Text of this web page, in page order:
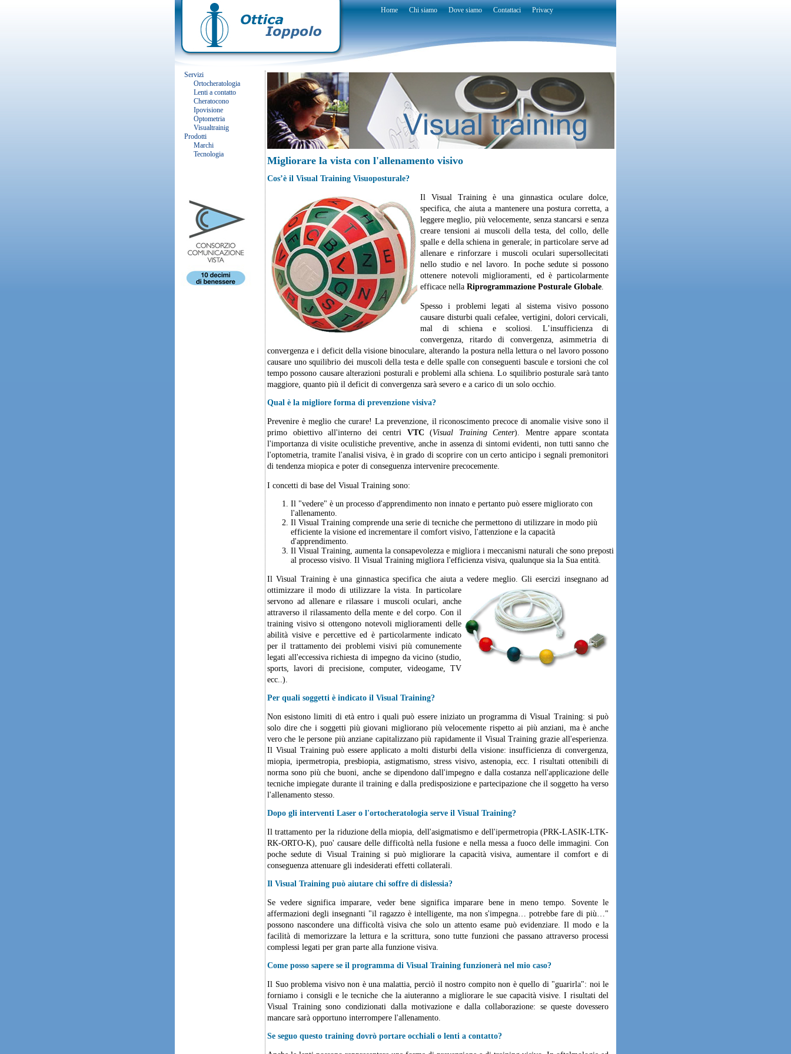
Home Chi siamo Dove siamo Contattaci Privacy
Servizi
Ortocheratologia
Lenti a contatto
Cheratocono
Ipovisione
Optometria
Visualtrainig
Prodotti
Marchi
Tecnologia
Migliorare la vista con l'allenamento visivo
Cos’è il Visual Training Visuoposturale?
Il Visual Training è una ginnastica oculare dolce,
specifica, che aiuta a mantenere una postura corretta, a
leggere meglio, più velocemente, senza stancarsi e senza
creare tensioni ai muscoli della testa, del collo, delle
spalle e della schiena in generale; in particolare serve ad
allenare e rinforzare i muscoli oculari supersollecitati
nello studio e nel lavoro. In poche sedute si possono
ottenere notevoli miglioramenti, ed è particolarmente
efficace nella Riprogrammazione Posturale Globale
Spesso i problemi legati al sistema visivo possono
causare disturbi quali cefalee, vertigini, dolori cervicali,
mal di schiena e scoliosi. L’insufficienza di
convergenza, ritardo di convergenza, asimmetria di
convergenza e i deficit della visione binoculare, alterando la postura nella lettura o nel lavoro possono
causare uno squilibrio dei muscoli della testa e delle spalle con conseguenti bascule e torsioni che col
tempo possono causare alterazioni posturali e problemi alla schiena. Lo squilibrio posturale sarà tanto
maggiore, quanto più il deficit di convergenza sarà severo e a carico di un solo occhio.
Qual è la migliore forma di prevenzione visiva?
Prevenire è meglio che curare! La prevenzione, il riconoscimento precoce di anomalie visive sono il
primo obiettivo all'interno dei centri VTC (Visual Training Center). Mentre appare scontata
l'importanza di visite oculistiche preventive, anche in assenza di sintomi evidenti, non tutti sanno che
l'optometria, tramite l'analisi visiva, è in grado di scoprire con un certo anticipo i segnali premonitori
di tendenza miopica e poter di conseguenza intervenire precocemente.
I concetti di base del Visual Training sono:
Il "vedere" è un processo d'apprendimento non innato e pertanto può essere migliorato con
l'allenamento.
Il Visual Training comprende una serie di tecniche che permettono di utilizzare in modo più
efficiente la visione ed incrementare il comfort visivo, l'attenzione e la capacità
d'apprendimento.
Il Visual Training, aumenta la consapevolezza e migliora i meccanismi naturali che sono preposti
al processo visivo. Il Visual Training migliora l'efficienza visiva, qualunque sia la Sua entità.
Il Visual Training è una ginnastica specifica che aiuta a vedere meglio. Gli esercizi insegnano ad
ottimizzare il modo di utilizzare la vista. In particolare
servono ad allenare e rilassare i muscoli oculari, anche
attraverso il rilassamento della mente e del corpo. Con il
training visivo si ottengono notevoli miglioramenti delle
abilità visive e percettive ed è particolarmente indicato
per il trattamento dei problemi visivi più comunemente
legati all'eccessiva richiesta di impegno da vicino (studio,
sports, lavori di precisione, computer, videogame, TV
ecc..).
Per quali soggetti è indicato il Visual Training?
Non esistono limiti di età entro i quali può essere iniziato un programma di Visual Training: si può
solo dire che i soggetti più giovani migliorano più velocemente rispetto ai più anziani, ma è anche
vero che le persone più anziane capitalizzano più rapidamente il Visual Training grazie all'esperienza.
Il Visual Training può essere applicato a molti disturbi della visione: insufficienza di convergenza,
miopia, ipermetropia, presbiopia, astigmatismo, stress visivo, astenopia, ecc. I risultati ottenibili di
norma sono più che buoni, anche se dipendono dall'impegno e dalla costanza nell'applicazione delle
tecniche impiegate durante il training e dalla predisposizione e partecipazione che il soggetto ha verso
l'allenamento stesso.
Dopo gli interventi Laser o l'ortocheratologia serve il Visual Training?
Il trattamento per la riduzione della miopia, dell'asigmatismo e dell'ipermetropia (PRK-LASIK-LTK-
RK-ORTO-K), puo' causare delle difficoltà nella fusione e nella messa a fuoco delle immagini. Con
poche sedute di Visual Training si può migliorare la capacità visiva, aumentare il comfort e di
conseguenza attenuare gli indesiderati effetti collaterali.
Il Visual Training può aiutare chi soffre di dislessia?
Se vedere significa imparare, veder bene significa imparare bene in meno tempo. Sovente le
affermazioni degli insegnanti "il ragazzo è intelligente, ma non s'impegna… potrebbe fare di più…"
possono nascondere una difficoltà visiva che solo un attento esame può evidenziare. Il modo e la
facilità di memorizzare la lettura e la scrittura, sono tutte funzioni che passano attraverso processi
complessi legati per gran parte alla funzione visiva.
Come posso sapere se il programma di Visual Training funzionerà nel mio caso?
Il Suo problema visivo non è una malattia, perciò il nostro compito non è quello di "guarirla": noi le
forniamo i consigli e le tecniche che la aiuteranno a migliorare le sue capacità visive. I risultati del
Visual Training sono condizionati dalla motivazione e dalla collaborazione: se queste dovessero
mancare sarà opportuno interrompere l'allenamento.
Se seguo questo training dovrò portare occhiali o lenti a contatto?